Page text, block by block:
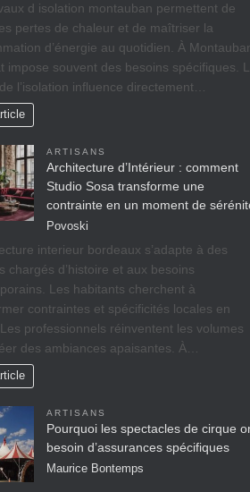
d isolation montauban permettent de
pertes de chaleur et de maîtriser la
d’énergie au quotidien. À
impose souvent des besoins spécifiques.
l’isolation influence directement…
ARTISANS
Architecture d’Intérieur : comment
Studio Sosa transforme une
contrainte en un moment de
Povoski
interieur bordeaux s’adapte à des
chargés d’histoire et aux besoins
Les habitants cherchent à
contraintes et spécificités locales en
professionnels réinventent les volumes
des ambiances apaisantes. À…
ARTISANS
Pourquoi les spectacles de cirque
besoin d’assurances spécifiques
Maurice Bontemps